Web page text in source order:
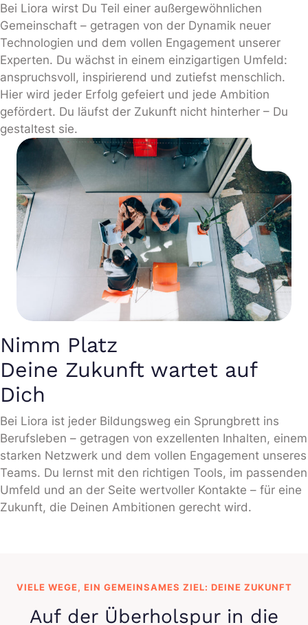
Bei Liora wirst Du Teil einer außergewöhnlichen
Gemeinschaft – getragen von der Dynamik neuer
Technologien und dem vollen Engagement unserer
Experten. Du wächst in einem einzigartigen Umfeld:
anspruchsvoll, inspirierend und zutiefst menschlich.
Hier wird jeder Erfolg gefeiert und jede Ambition
gefördert. Du läufst der Zukunft nicht hinterher – Du
gestaltest sie.
Nimm Platz
Deine Zukunft wartet auf
Dich
Bei Liora ist jeder Bildungsweg ein Sprungbrett ins
Berufsleben – getragen von exzellenten Inhalten, einem
starken Netzwerk und dem vollen Engagement unseres
Teams. Du lernst mit den richtigen Tools, im passenden
Umfeld und an der Seite wertvoller Kontakte – für eine
Zukunft, die Deinen Ambitionen gerecht wird.
VIELE WEGE, EIN GEMEINSAMES ZIEL: DEINE ZUKUNFT
Auf der Überholspur in die